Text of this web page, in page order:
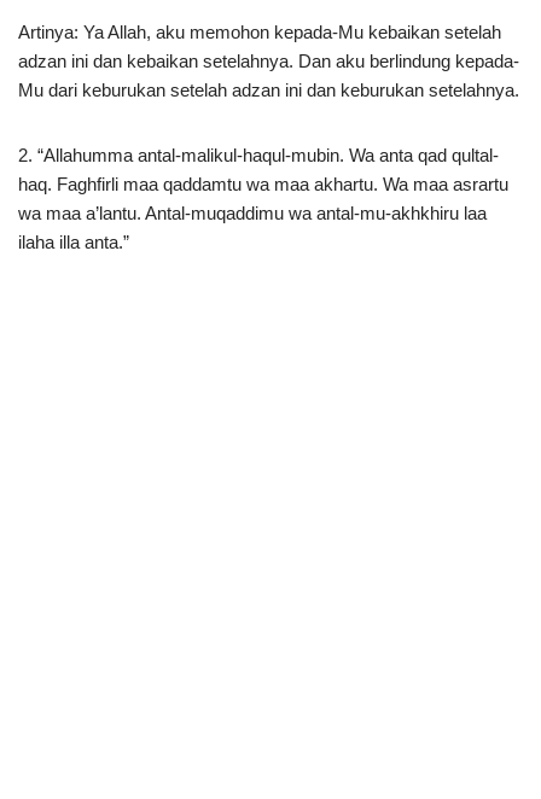
Artinya: Ya Allah, aku memohon kepada-Mu kebaikan setelah
adzan ini dan kebaikan setelahnya. Dan aku berlindung kepada-
Mu dari keburukan setelah adzan ini dan keburukan setelahnya.
2. “Allahumma antal-malikul-haqul-mubin. Wa anta qad qultal-
haq. Faghfirli maa qaddamtu wa maa akhartu. Wa maa asrartu
wa maa a’lantu. Antal-muqaddimu wa antal-mu-akhkhiru laa
ilaha illa anta.”